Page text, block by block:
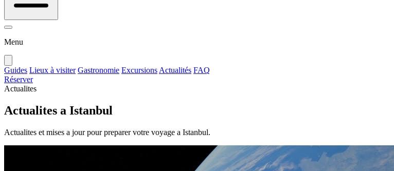
Menu
Guides Lieux à visiter Gastronomie Excursions Actualités FAQ
Réserver
Actualites
Actualites a Istanbul
Actualites et mises a jour pour preparer votre voyage a Istanbul.